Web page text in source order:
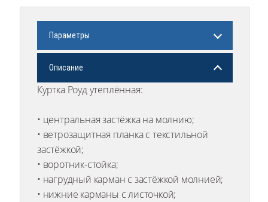
Параметры
Описание
Куртка Роуд утеплённая:
• центральная застёжка на молнию;
• ветрозащитная планка с текстильной
застёжкой;
• воротник-стойка;
• нагрудный карман с застёжкой молнией;
• нижние карманы с листочкой;